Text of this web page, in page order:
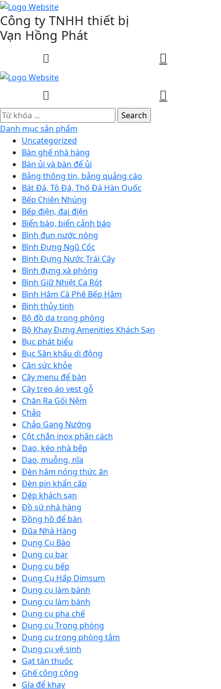
Công ty TNHH thiết bị
Vạn Hồng Phát
Danh mục sản phẩm
Uncategorized
Bàn ghế nhà hàng
Bàn ủi và bàn để ủi
Bảng thông tin, bảng quảng cáo
Bát Đá, Tô Đá, Thố Đá Hàn Quốc
Bếp Chiên Nhúng
Bếp điện, đai điện
Biển báo, biển cảnh báo
Bình đun nước nóng
Bình Đựng Ngũ Cốc
Bình Đựng Nước Trái Cây
Bình đựng xà phòng
Bình Giữ Nhiệt Ca Rót
Bình Hâm Cà Phê Bếp Hâm
Bình thủy tinh
Bộ đồ da trong phòng
Bộ Khay Đựng Amenities Khách Sạn
Bục phát biểu
Bục Sân khấu di động
Cân sức khỏe
Cây menu để bàn
Cây treo áo vest gỗ
Chăn Ra Gối Nệm
Chảo
Chảo Gang Nướng
Cột chắn inox phân cách
Dao, kéo nhà bếp
Dao, muỗng, nĩa
Đèn hâm nóng thức ăn
Đèn pin khẩn cấp
Dép khách sạn
Đồ sứ nhà hàng
Đồng hồ để bàn
Đũa Nhà Hàng
Dụng Cụ Bào
Dụng cụ bar
Dụng cụ bếp
Dụng Cụ Hấp Dimsum
Dụng cụ làm bánh
Dụng cụ làm bánh
Dụng cụ pha chế
Dụng cụ Trong phòng
Dụng cụ trong phòng tắm
Dụng cụ vệ sinh
Gạt tàn thuốc
Ghế công cộng
Gía để khay